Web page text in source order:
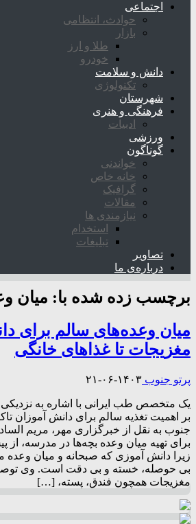
اجتماعی
حوادث، انتظامی
بازار
طلا و ارز
خودرو
دانش و سلامت
تکنولوژی
شهرستان
فرهنگی و هنری
ادبیات
ورزشی
گوناگون
خواندنی
خانه خاص
گرافیک
مقالات
نیازمندی ها
استخدام
تبلیغات
تصاویر
درباره‌ی ما
برچسب زده شده با: میان
میان وعده‌های سالم برای
مغزیجات تا غذاهای خانگی
پرتو جنوب ۱۴۰۳-۰۶-۲۱
یک متخصص طب ایرانی با اشاره به نزدیکی
بر اهمیت تغذیه سالم برای دانش آموزان
جنوب به نقل از خبرگزاری مهر، مریم
برای تهیه میان وعده بچه‌ها در مدرسه، از
زیرا دانش آموزی که صبحانه و میان
بی حوصله، خسته و بی دقت است. وی
مغزیجات همچون فندق، پسته، […]